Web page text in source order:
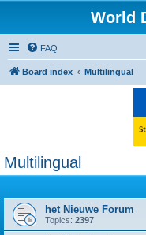
World
FAQ
Board index Multilingual
Multilingual
het Nieuwe Forum
Topics: 2397